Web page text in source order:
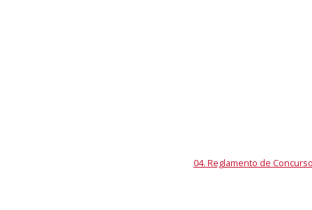
04. Reglamento de